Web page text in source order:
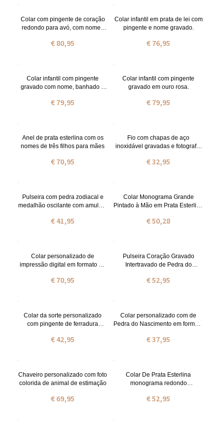
Colar com pingente de coração
redondo para avó, com nomes
€ 80,95
Colar infantil em prata de lei com
pingente e nome gravado.
€ 76,95
Colar infantil com pingente
gravado com nome, banhado a
€ 79,95
Colar infantil com pingente
gravado em ouro rosa.
€ 79,95
Anel de prata esterlina com os
nomes de três filhos para mães
€ 70,95
Fio com chapas de aço
inoxidável gravadas e fotografia
€ 32,95
Pulseira com pedra zodiacal e
medalhão oscilante com amuleto
€ 41,95
Colar Monograma Grande
Pintado à Mão em Prata Esterlina
€ 50,28
Colar personalizado de
impressão digital em formato de
€ 70,95
Pulseira Coração Gravado
Intertravado de Pedra do
€ 52,95
Colar da sorte personalizado
com pingente de ferradura
€ 42,95
Colar personalizado com de
Pedra do Nascimento em formato
€ 37,95
Chaveiro personalizado com foto
colorida de animal de estimação
€ 69,95
Colar De Prata Esterlina
monograma redondo
€ 52,95